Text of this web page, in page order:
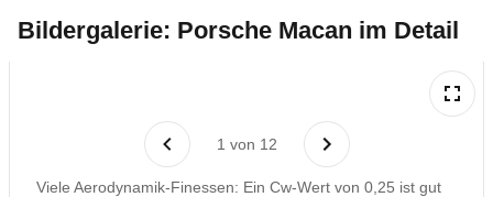
Bildergalerie: Porsche Macan im Detail
1 von 12
Viele Aerodynamik-Finessen: Ein Cw-Wert von 0,25 ist gut